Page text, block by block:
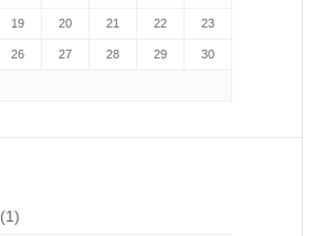
19 20 21 22 23
26 27 28 29 30
(1)